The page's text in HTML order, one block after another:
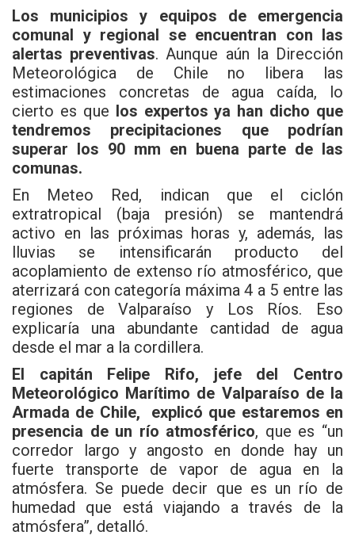
Los municipios y equipos de emergencia
comunal y regional se encuentran con las
alertas preventivas. Aunque aún la Dirección
Meteorológica de Chile no libera las
estimaciones concretas de agua caída, lo
cierto es que los expertos ya han dicho que
tendremos precipitaciones que podrían
superar los 90 mm en buena parte de las
comunas.
En Meteo Red, indican que el ciclón
extratropical (baja presión) se mantendrá
activo en las próximas horas y, además, las
lluvias se intensificarán producto del
acoplamiento de extenso río atmosférico, que
aterrizará con categoría máxima 4 a 5 entre las
regiones de Valparaíso y Los Ríos. Eso
explicaría una abundante cantidad de agua
desde el mar a la cordillera.
El capitán Felipe Rifo, jefe del Centro
Meteorológico Marítimo de Valparaíso de la
Armada de Chile, explicó que estaremos en
presencia de un río atmosférico, que es “un
corredor largo y angosto en donde hay un
fuerte transporte de vapor de agua en la
atmósfera. Se puede decir que es un río de
humedad que está viajando a través de la
atmósfera”, detalló.